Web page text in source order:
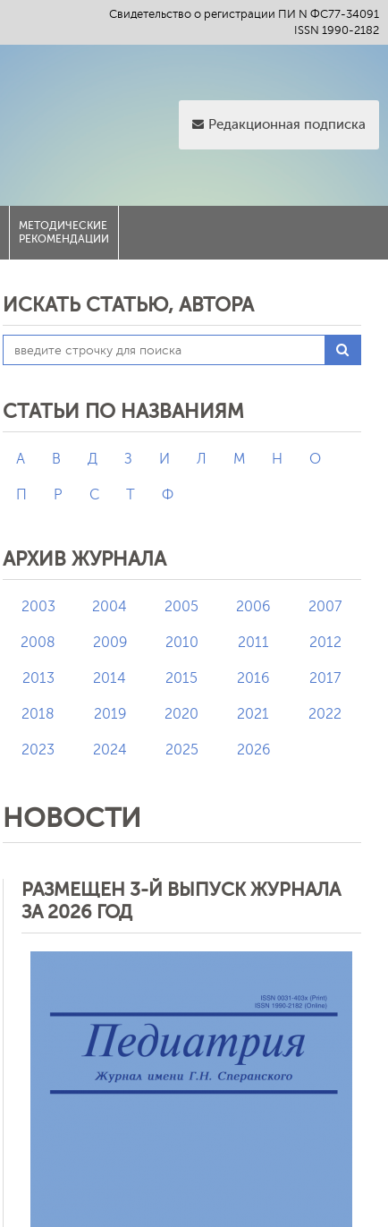
Свидетельство о регистрации ПИ N ФС77-34091
ISSN 1990-2182
Редакционная подписка
МЕТОДИЧЕСКИЕ
РЕКОМЕНДАЦИИ
ИСКАТЬ СТАТЬЮ, АВТОРА
СТАТЬИ ПО НАЗВАНИЯМ
А В Д З И Л М Н О
П Р С Т Ф
АРХИВ ЖУРНАЛА
2003 2004 2005 2006 2007
2008 2009 2010 2011 2012
2013 2014 2015 2016 2017
2018 2019 2020 2021 2022
2023 2024 2025 2026
НОВОСТИ
РАЗМЕЩЕН 3-Й ВЫПУСК ЖУРНАЛА
ЗА 2026 ГОД